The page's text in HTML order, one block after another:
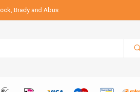
Brady and Abus